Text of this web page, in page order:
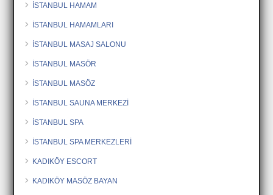
İSTANBUL HAMAM
İSTANBUL HAMAMLARI
İSTANBUL MASAJ SALONU
İSTANBUL MASÖR
İSTANBUL MASÖZ
İSTANBUL SAUNA MERKEZİ
İSTANBUL SPA
İSTANBUL SPA MERKEZLERİ
KADIKÖY ESCORT
KADIKÖY MASÖZ BAYAN